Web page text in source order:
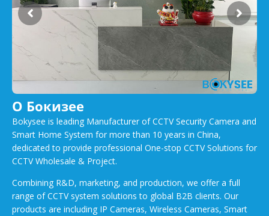
О Бокизее
Bokysee is leading Manufacturer of CCTV Security Camera and
Smart Home System for more than 10 years in China,
dedicated to provide professional One-stop CCTV Solutions for
CCTV Wholesale & Project.
Combining R&D, marketing, and production, we offer a full
range of CCTV system solutions to global B2B clients. Our
products are including IP Cameras, Wireless Cameras, Smart